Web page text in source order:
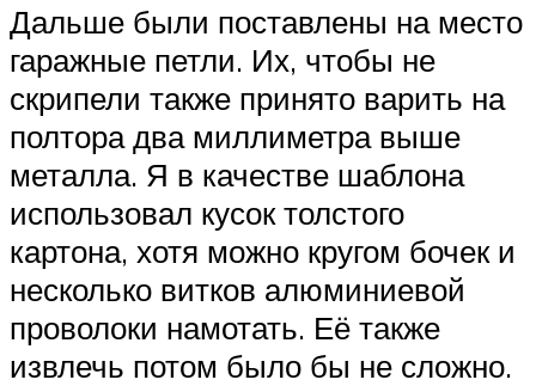
Дальше были поставлены на место
гаражные петли. Их, чтобы не
скрипели также принято варить на
полтора два миллиметра выше
металла. Я в качестве шаблона
использовал кусок толстого
картона, хотя можно кругом бочек и
несколько витков алюминиевой
проволоки намотать. Её также
извлечь потом было бы не сложно.